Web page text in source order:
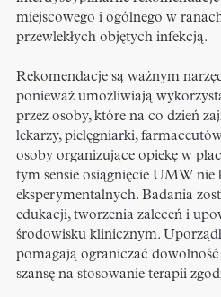
miejscowego i ogólnego w
przewlekłych objętych infekcją.
Rekomendacje są ważnym
ponieważ umożliwiają
przez osoby, które na co dzień
lekarzy, pielęgniarki,
osoby organizujące opiekę w
tym sensie osiągnięcie UMW nie
eksperymentalnych. Badania
edukacji, tworzenia zaleceń i
środowisku klinicznym.
pomagają ograniczać
szansę na stosowanie terapii